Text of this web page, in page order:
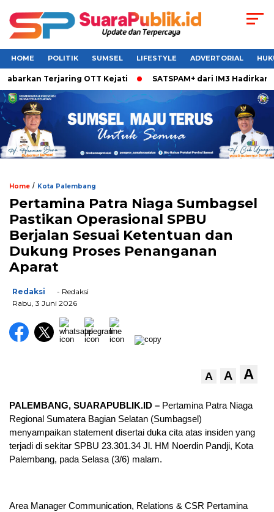
HOME POLITIK SUMSEL LIFESTYLE ADVERTORIAL
Terjaring OTT Kejati SATSPAM+ dari IM3 Hadirkan
Home / Kota Palembang
Pertamina Patra Niaga Sumbagsel
Pastikan Operasional SPBU
Berjalan Sesuai Ketentuan dan
Dukung Proses Penanganan
Aparat
Redaksi
- Redaksi
Rabu, 3 Juni 2026
A A A
PALEMBANG, SUARAPUBLIK.ID – Pertamina Patra Niaga
Regional Sumatera Bagian Selatan (Sumbagsel)
menyampaikan statement disertai duka cita atas insiden yang
terjadi di sekitar SPBU 23.301.34 Jl. HM Noerdin Pandji, Kota
Palembang, pada Selasa (3/6) malam.
Area Manager Communication, Relations & CSR Pertamina